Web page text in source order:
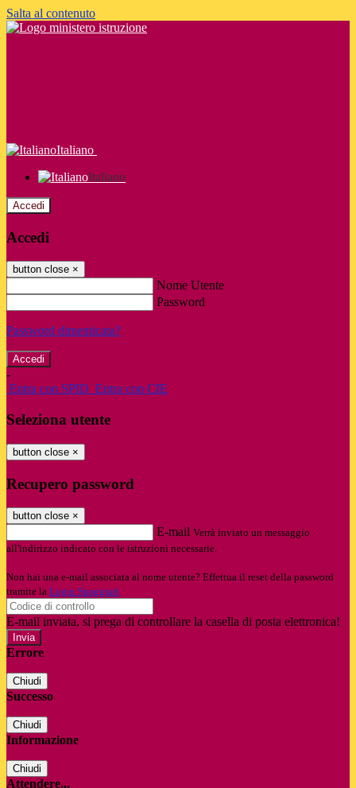
Salta al contenuto
Italiano
Italiano
Accedi
Accedi
button close ×
Nome Utente
Password
Password dimenticata?
-
Entra con SPID Entra con CIE
Seleziona utente
button close ×
Recupero password
button close ×
E-mail Verrà inviato un messaggio
all'indirizzo indicato con le istruzioni necessarie.
Non hai una e-mail associata al nome utente? Effettua il reset della password
tramite la Login Spaggiari
E-mail inviata, si prega di controllare la casella di posta elettronica!
Errore
Chiudi
Successo
Chiudi
Informazione
Chiudi
Attendere...